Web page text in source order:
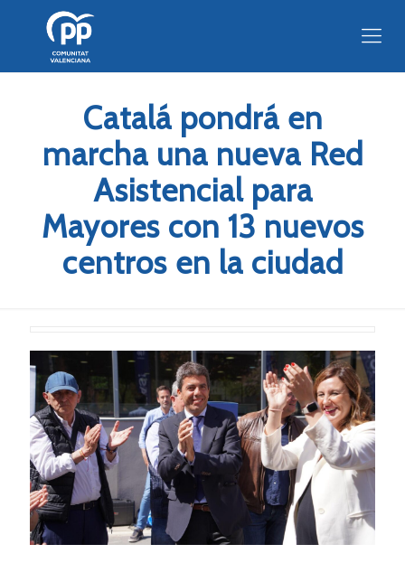
Catalá pondrá en
marcha una nueva Red
Asistencial para
Mayores con 13 nuevos
centros en la ciudad